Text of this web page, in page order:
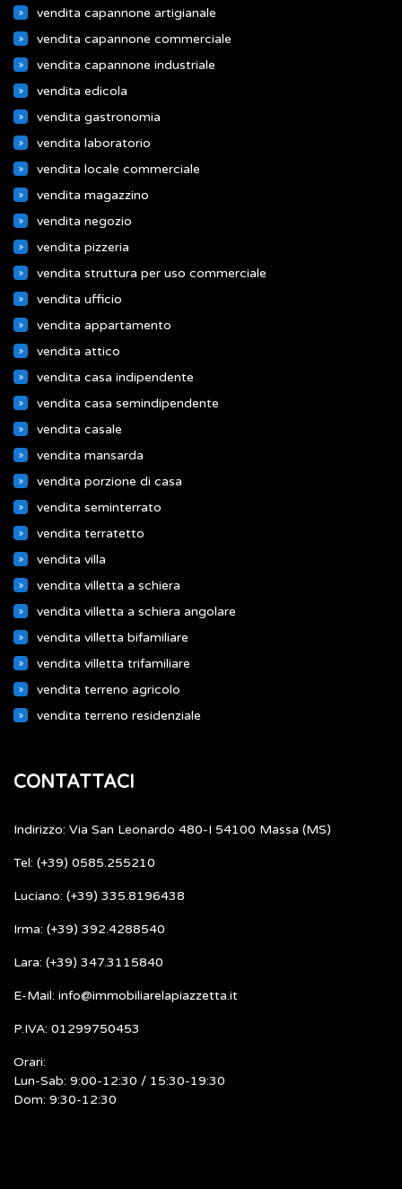
vendita capannone artigianale
vendita capannone commerciale
vendita capannone industriale
vendita edicola
vendita gastronomia
vendita laboratorio
vendita locale commerciale
vendita magazzino
vendita negozio
vendita pizzeria
vendita struttura per uso commerciale
vendita ufficio
vendita appartamento
vendita attico
vendita casa indipendente
vendita casa semindipendente
vendita casale
vendita mansarda
vendita porzione di casa
vendita seminterrato
vendita terratetto
vendita villa
vendita villetta a schiera
vendita villetta a schiera angolare
vendita villetta bifamiliare
vendita villetta trifamiliare
vendita terreno agricolo
vendita terreno residenziale
CONTATTACI
Indirizzo: Via San Leonardo 480-I 54100 Massa (MS)
Tel: (+39) 0585.255210
Luciano: (+39) 335.8196438
Irma: (+39) 392.4288540
Lara: (+39) 347.3115840
E-Mail: info@immobiliarelapiazzetta.it
P.IVA: 01299750453
Orari:
Lun-Sab: 9:00-12:30 / 15:30-19:30
Dom: 9:30-12:30